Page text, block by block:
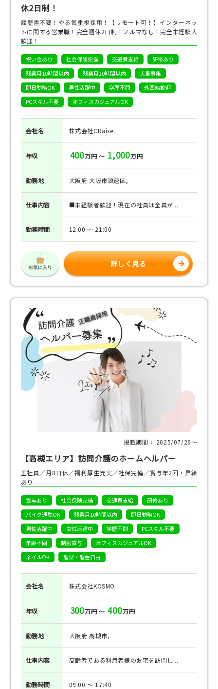
休2日制！
履歴書不要！やる気重視採用！【リモート可！】インターネッ
トに関する営業職！完全週休2日制！ノルマなし！完全未経験大
歓迎！
祝い金あり 社会保険完備 交通費支給
研修あり
残業月10時間以内
残業月20時間以内
大量募集
即日勤務OK
男性活躍中 学歴不問
外国籍歓迎
PCスキル不要
オフィスカジュアルOK
会社名 株式会社CRaise
年収 400万円 ～ 1,000万円
勤務地 大阪府 大阪市浪速区,
仕事内容 ■未経験者歓迎！現在の社員は全員が...
勤務時間 12:00 ～ 21:00
詳しく見る
掲載期間： 2025/07/29〜
【高槻エリア】訪問介護のホームヘルパー
正社員／月8日休／福利厚生充実／社保完備／賞与年2回・昇給
あり
賞与あり 社会保険完備 交通費支給
研修あり
バイク通勤OK
残業月10時間以内
即日勤務OK
男性活躍中
女性活躍中 学歴不問
PCスキル不要
年齢不問
制服貸与
オフィスカジュアルOK
ネイルOK
髪型・髪色自由
会社名 株式会社KOSMO
年収 300万円 ～ 400万円
勤務地 大阪府 高槻市,
仕事内容 高齢者である利用者様のお宅を訪問し...
勤務時間 09:00 ～ 17:40